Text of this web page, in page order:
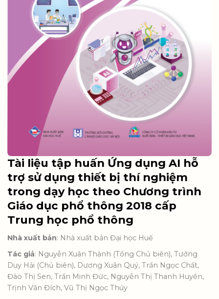
Tài liệu tập huấn Ứng dụng AI hỗ
trợ sử dụng thiết bị thí nghiệm
trong dạy học theo Chương trình
Giáo dục phổ thông 2018 cấp
Trung học phổ thông
Nhà xuất bản: Nhà xuất bản Đại học Huế
Tác giả: Nguyễn Xuân Thành (Tổng Chủ biên), Tưởng
Duy Hải (Chủ biên), Dương Xuân Quý, Trần Ngọc Chất,
Đào Thị Sen, Trần Minh Đức, Nguyễn Thị Thanh Huyền,
Trịnh Văn Đích, Vũ Thị Ngọc Thúy